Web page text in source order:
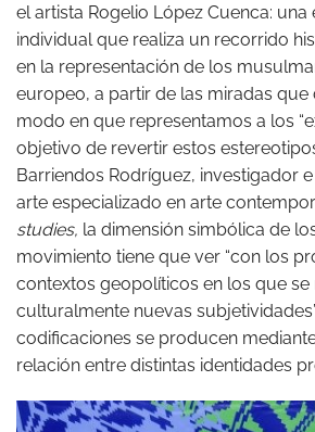
el artista Rogelio López Cuenca: una
individual que realiza un recorrido
en la representación de los
europeo, a partir de las miradas que
modo en que representamos a los
objetivo de revertir estos
Barriendos Rodríguez, investigador
arte especializado en arte
studies, la dimensión simbólica de
movimiento tiene que ver “con los
contextos geopolíticos en los que
culturalmente nuevas
codificaciones se producen
relación entre distintas identidades